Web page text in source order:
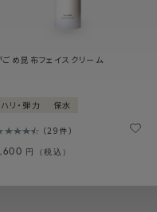
ごめ昆布フェイスクリーム
ハリ・弾力 保水
29件
円（税込）